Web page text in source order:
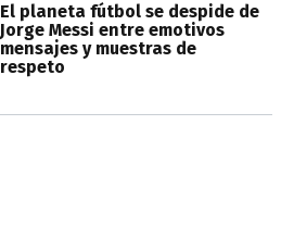
El planeta fútbol se despide de
Jorge Messi entre emotivos
mensajes y muestras de
respeto